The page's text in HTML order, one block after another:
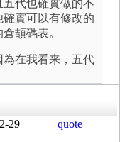
代也確實做的不
實可以有修改的
頡碼表。
在我看来，五代
29 quote